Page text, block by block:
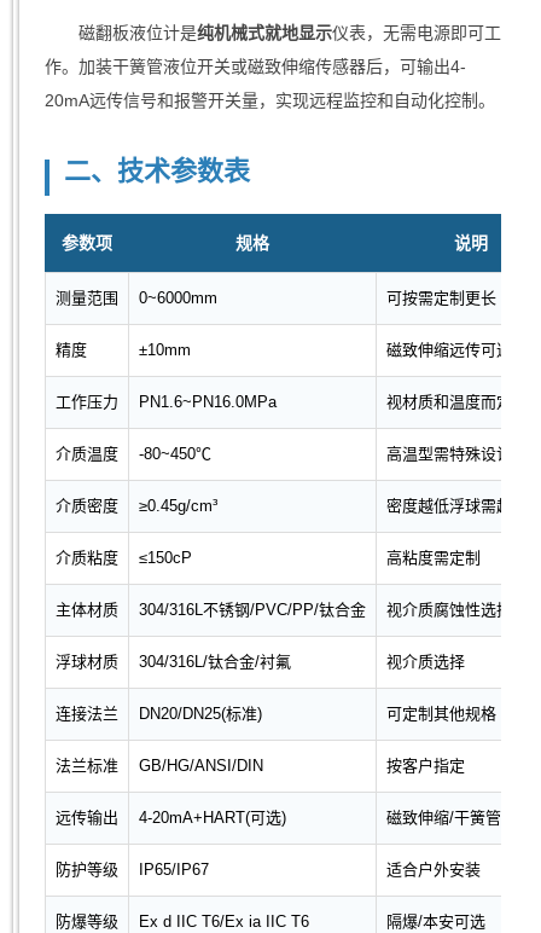
磁翻板液位计是纯机械式就地显示仪表，无需电源即可工
作。加装干簧管液位开关或磁致伸缩传感器后，可输出4-
20mA远传信号和报警开关量，实现远程监控和自动化控制。
二、技术参数表
参数项 规格 说明
测量范围 0~6000mm 可按需定制更长
精度 ±10mm 磁致伸缩远传可达
工作压力 PN1.6~PN16.0MPa 视材质和温度而定
介质温度 -80~450℃ 高温型需特殊设计
介质密度 ≥0.45g/cm³ 密度越低浮球需越大
介质粘度 ≤150cP 高粘度需定制
主体材质 304/316L不锈钢/PVC/PP/钛合金 视介质腐蚀性选择
浮球材质 304/316L/钛合金/衬氟 视介质选择
连接法兰 DN20/DN25(标准) 可定制其他规格
法兰标准 GB/HG/ANSI/DIN 按客户指定
远传输出 4-20mA+HART(可选) 磁致伸缩/干簧管
防护等级 IP65/IP67 适合户外安装
防爆等级 Ex d IIC T6/Ex ia IIC T6 隔爆/本安可选